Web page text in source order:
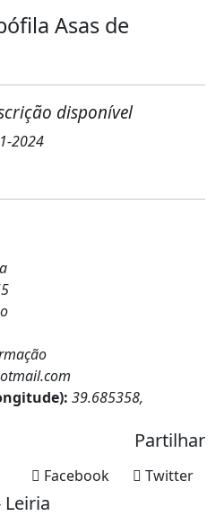
Asas de
disponível
2024
39.685358,
Partilhar
Twitter
Facebook
Leiria